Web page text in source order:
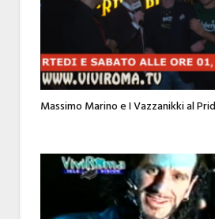
Massimo Marino e I Vazzanikki al